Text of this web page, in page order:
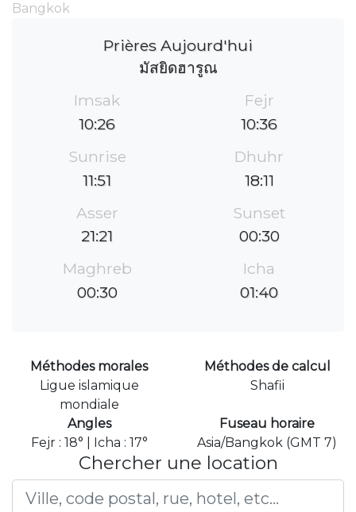
Bangkok
Prières Aujourd'hui
มัสยิดฮารูณ
Imsak
10:26
Fejr
10:36
Sunrise
11:51
Dhuhr
18:11
Asser
21:21
Sunset
00:30
Maghreb
00:30
Icha
01:40
Méthodes morales
Ligue islamique
mondiale
Méthodes de calcul
Shafii
Angles
Fejr : 18° | Icha : 17°
Fuseau horaire
Asia/Bangkok (GMT 7)
Chercher une location